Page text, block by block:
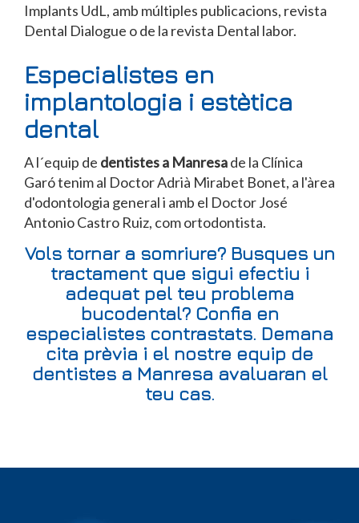
Implants UdL, amb múltiples publicacions, revista
Dental Dialogue o de la revista Dental labor.
Especialistes en
implantologia i estètica
dental
A l´equip de dentistes a Manresade la Clínica
Garó tenim al Doctor Adrià Mirabet Bonet, a l'àrea
d'odontologia general i amb el Doctor José
Antonio Castro Ruiz, com ortodontista.
Vols tornar a somriure? Busques un
tractament que sigui efectiu i
adequat pel teu problema
bucodental? Confia en
especialistes contrastats. Demana
cita prèvia i el nostre equip de
dentistes a Manresa avaluaran el
teu cas.